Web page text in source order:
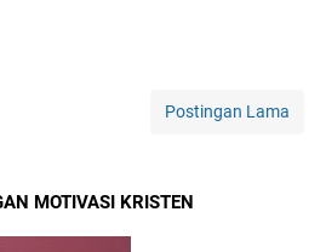
Postingan Lama
MOTIVASI KRISTEN